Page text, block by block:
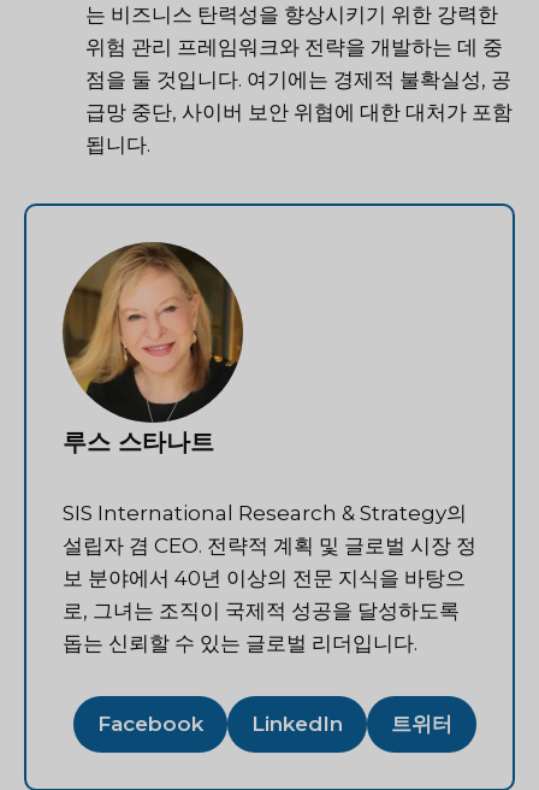
는 비즈니스 탄력성을 향상시키기 위한 강력한
위험 관리 프레임워크와 전략을 개발하는 데 중
점을 둘 것입니다. 여기에는 경제적 불확실성, 공
급망 중단, 사이버 보안 위협에 대한 대처가 포함
됩니다.
루스 스타나트
SIS International Research & Strategy의
설립자 겸 CEO. 전략적 계획 및 글로벌 시장 정
보 분야에서 40년 이상의 전문 지식을 바탕으
로, 그녀는 조직이 국제적 성공을 달성하도록
돕는 신뢰할 수 있는 글로벌 리더입니다.
Facebook LinkedIn 트위터